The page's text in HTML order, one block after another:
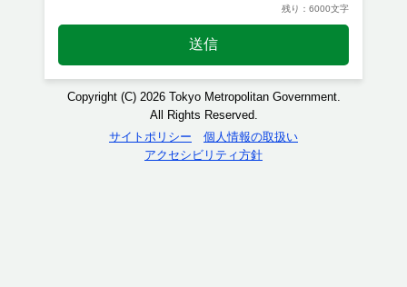
残り：6000文字
送信
Copyright (C) 2026 Tokyo Metropolitan Government.
All Rights Reserved.
サイトポリシー
個人情報の取扱い
アクセシビリティ方針